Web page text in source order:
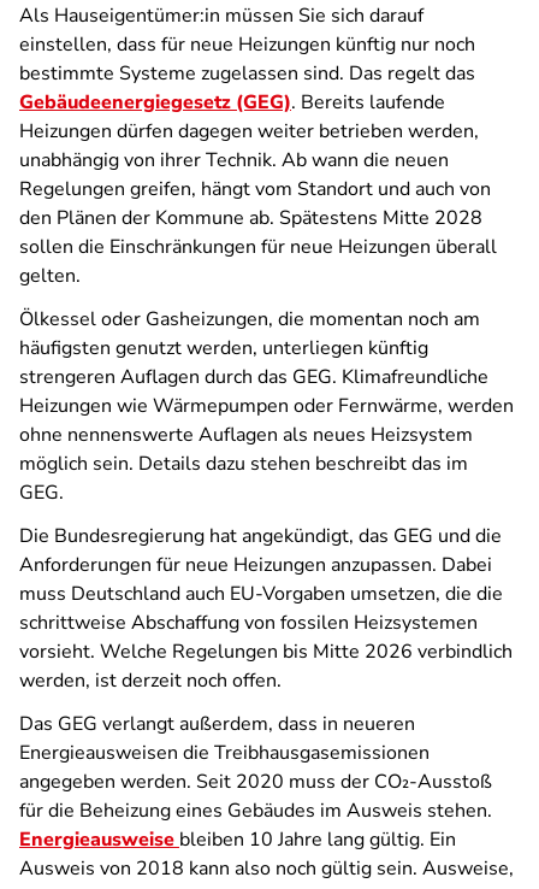
Als Hauseigentümer:in müssen Sie sich darauf
einstellen, dass für neue Heizungen künftig nur noch
bestimmte Systeme zugelassen sind. Das regelt das
Gebäudeenergiegesetz (GEG). Bereits laufende
Heizungen dürfen dagegen weiter betrieben werden,
unabhängig von ihrer Technik. Ab wann die neuen
Regelungen greifen, hängt vom Standort und auch von
den Plänen der Kommune ab. Spätestens Mitte 2028
sollen die Einschränkungen für neue Heizungen überall
gelten.
Ölkessel oder Gasheizungen, die momentan noch am
häufigsten genutzt werden, unterliegen künftig
strengeren Auflagen durch das GEG. Klimafreundliche
Heizungen wie Wärmepumpen oder Fernwärme, werden
ohne nennenswerte Auflagen als neues Heizsystem
möglich sein. Details dazu stehen beschreibt das im
GEG.
Die Bundesregierung hat angekündigt, das GEG und die
Anforderungen für neue Heizungen anzupassen. Dabei
muss Deutschland auch EU-Vorgaben umsetzen, die die
schrittweise Abschaffung von fossilen Heizsystemen
vorsieht. Welche Regelungen bis Mitte 2026 verbindlich
werden, ist derzeit noch offen.
Das GEG verlangt außerdem, dass in neueren
Energieausweisen die Treibhausgasemissionen
angegeben werden. Seit 2020 muss der CO₂-Ausstoß
für die Beheizung eines Gebäudes im Ausweis stehen.
Energieausweise bleiben 10 Jahre lang gültig. Ein
Ausweis von 2018 kann also noch gültig sein. Ausweise,